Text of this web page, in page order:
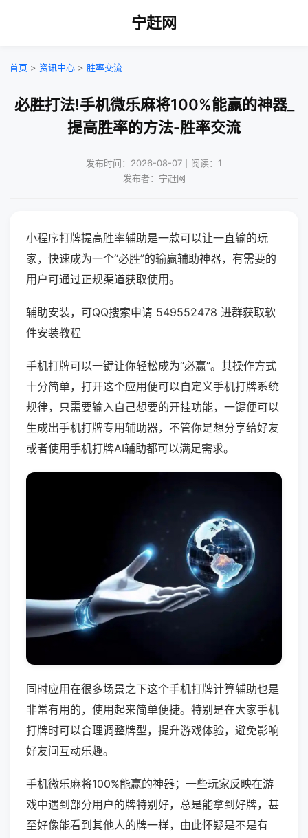
宁赶网
首页 > 资讯中心 > 胜率交流
必胜打法!手机微乐麻将100%能赢的神器_
提高胜率的方法-胜率交流
发布时间：2026-08-07｜阅读：1
发布者：宁赶网
小程序打牌提高胜率辅助是一款可以让一直输的玩
家，快速成为一个“必胜”的输赢辅助神器，有需要的
用户可通过正规渠道获取使用。
辅助安装，可QQ搜索申请 549552478 进群获取软
件安装教程
手机打牌可以一键让你轻松成为“必赢”。其操作方式
十分简单，打开这个应用便可以自定义手机打牌系统
规律，只需要输入自己想要的开挂功能，一键便可以
生成出手机打牌专用辅助器，不管你是想分享给好友
或者使用手机打牌AI辅助都可以满足需求。
同时应用在很多场景之下这个手机打牌计算辅助也是
非常有用的，使用起来简单便捷。特别是在大家手机
打牌时可以合理调整牌型，提升游戏体验，避免影响
好友间互动乐趣。
手机微乐麻将100%能赢的神器；一些玩家反映在游
戏中遇到部分用户的牌特别好，总是能拿到好牌，甚
至好像能看到其他人的牌一样，由此怀疑是不是有